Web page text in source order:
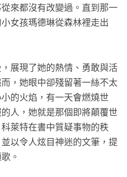
來都沒有改變過。直到那一
女孩瑪德琳從森林裡走出
展現了她的熱情、勇敢與活
，她眼中卻殘留著一絲不太
的火焰，有一天會燃燒世
人，她就是那個即將顛覆世
萊特在書中質疑事物的秩
以令人炫目神迷的文筆，提
。